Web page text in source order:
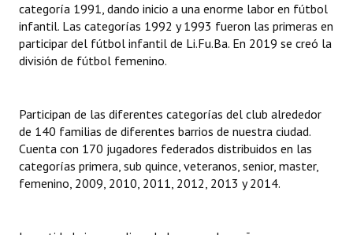
Resoluciones
Resoluciones de Presidencia
Antiguos Pobladores
Noticias Destacadas
Registros y Distinciones
categoría 1991, dando inicio a una enorme labor en fútbol
infantil. Las categorías 1992 y 1993 fueron las primeras en
participar del fútbol infantil de Li.Fu.Ba. En 2019 se creó la
división de fútbol femenino.
Participan de las diferentes categorías del club alrededor
de 140 familias de diferentes barrios de nuestra ciudad.
Cuenta con 170 jugadores federados distribuidos en las
categorías primera, sub quince, veteranos, senior, master,
femenino, 2009, 2010, 2011, 2012, 2013 y 2014.